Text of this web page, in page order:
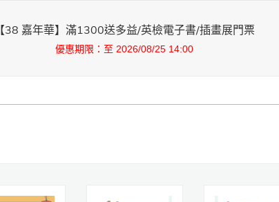
【38 嘉年華】滿1300送多益/英檢電子書/插畫展門票
優惠期限：至 2026/08/25 14:00